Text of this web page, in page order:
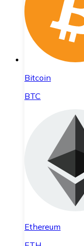
Bitcoin
BTC
Ethereum